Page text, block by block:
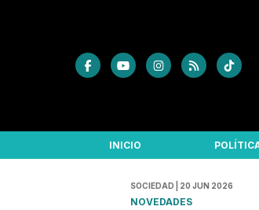
INICIO
SOCIEDAD | 20 JUN 2026
NOVEDADES